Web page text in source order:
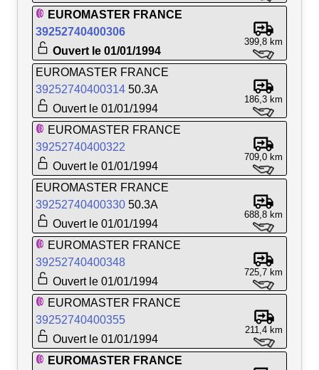
EUROMASTER FRANCE
39252740400306
Ouvert le 01/01/1994
399,8 km
EUROMASTER FRANCE
39252740400314 50.3A
Ouvert le 01/01/1994
186,3 km
EUROMASTER FRANCE
39252740400322
Ouvert le 01/01/1994
709,0 km
EUROMASTER FRANCE
39252740400330 50.3A
Ouvert le 01/01/1994
688,8 km
EUROMASTER FRANCE
39252740400348
Ouvert le 01/01/1994
725,7 km
EUROMASTER FRANCE
39252740400355
Ouvert le 01/01/1994
211,4 km
EUROMASTER FRANCE